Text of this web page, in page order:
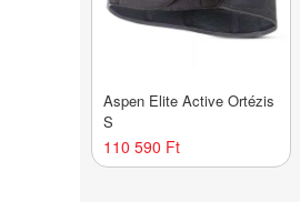
Aspen Elite Active Ortézis
S
110 590 Ft